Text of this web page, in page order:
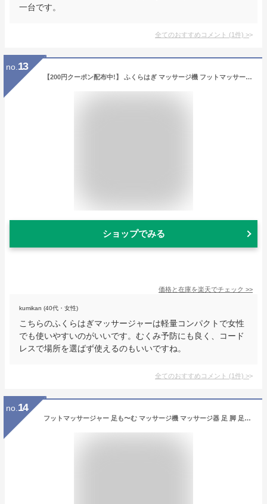
一台です。
全てのおすすめコメント (1件) >
no. 13
【200円クーポン配布中!】 ふくらはぎ マッサージ機 フットマッサージャー マッサージ ふくらはぎ 機器 マッサージ器 エアー 足 むくみ 解消 予防 足マッサージ機 コードレス コンパクト 軽量 小型 女性 充電式 30代 40代 50代 60代 女 男 誕生日 グレー ピンク
ショップでみる
価格と在庫を楽天でチェック >>
kumikan (40代・女性)
こちらのふくらはぎマッサージャーは軽量コンパクトで女性
でも使いやすいのがいいです。むくみ予防にも良く、コード
レスで場所を選ばず使えるのもいいですね。
全てのおすすめコメント (1件) >
no. 14
フットマッサージャー 足も〜む マッサージ機 マッサージ器 足 脚 足裏 ふくらはぎ むくみ 美容 健康 軽量 足スッキリ 足もみ コンパクト 父の日 母の日 ギフト プレゼント 贈り物 白 ホワイト クロシオ 58379 足もーむ